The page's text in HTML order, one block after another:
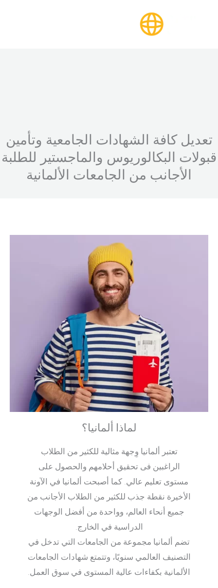
تعديل كافة الشهادات الجامعية وتأمين
قبولات البكالوريوس والماجستير للطلبة
الأجانب من الجامعات الألمانية
لماذا ألمانيا؟ ​
تعتبر ألمانيا وِجهة مثالية للكثير من الطلاب
الراغبين فى تحقيق أحلامهم والحصول على
مستوى تعليم عالي. كما أصبحت ألمانيا في الآونة
الأخيرة نقطة جذب للكثير من الطلاب الأجانب من
جميع أنحاء العالم، وواحدة من أفضل الوجهات
الدراسية في الخارج.
تضم ألمانيا مجموعة من الجامعات التي تدخل في
التصنيف العالمي سنويًا، وتتمتع شهادات الجامعات
الألمانية بكفاءات عالية المستوى في سوق العمل.